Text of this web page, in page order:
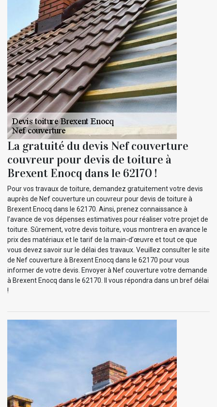
La gratuité du devis Nef couverture
couvreur pour devis de toiture à
Brexent Enocq dans le 62170 !
Pour vos travaux de toiture, demandez gratuitement votre devis
auprès de Nef couverture un couvreur pour devis de toiture à
Brexent Enocq dans le 62170. Ainsi, prenez connaissance à
l’avance de vos dépenses estimatives pour réaliser votre projet de
toiture. Sûrement, votre devis toiture, vous montrera en avance le
prix des matériaux et le tarif de la main-d’œuvre et tout ce que
vous devez savoir sur le délai des travaux. Veuillez consulter le site
de Nef couverture à Brexent Enocq dans le 62170 pour vous
informer de votre devis. Envoyer à Nef couverture votre demande
à Brexent Enocq dans le 62170. Il vous répondra dans un bref délai
!